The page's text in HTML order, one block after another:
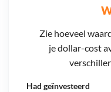
Zie hoeveel
je dollar-cost
Had geïnvesteerd